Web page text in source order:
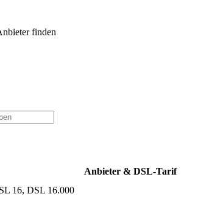
finden
Anbieter & DSL-Tarif
16, DSL 16.000